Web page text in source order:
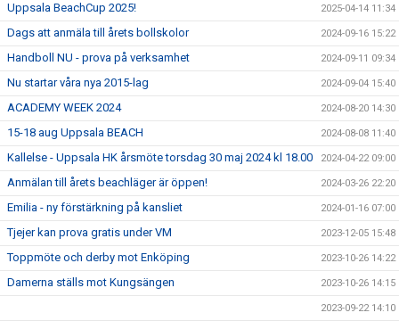
Uppsala BeachCup 2025! 2025-04-14 11:34
Dags att anmäla till årets bollskolor 2024-09-16 15:22
Handboll NU - prova på verksamhet 2024-09-11 09:34
Nu startar våra nya 2015-lag 2024-09-04 15:40
ACADEMY WEEK 2024 2024-08-20 14:30
15-18 aug Uppsala BEACH 2024-08-08 11:40
Kallelse - Uppsala HK årsmöte torsdag 30 maj 2024 kl 18.00 2024-04-22 09:00
Anmälan till årets beachläger är öppen! 2024-03-26 22:20
Emilia - ny förstärkning på kansliet 2024-01-16 07:00
Tjejer kan prova gratis under VM 2023-12-05 15:48
Toppmöte och derby mot Enköping 2023-10-26 14:22
Damerna ställs mot Kungsängen 2023-10-26 14:15
2023-09-22 14:10